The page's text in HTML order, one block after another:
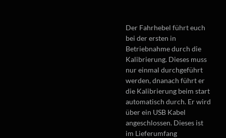
Der Fahrhebel führt euch
bei der ersten in
Betriebnahme durch die
Kalibrierung. Dieses muss
nur einmal durchgeführt
werden, dnanach führt er
die Kalibrierung beim start
automatisch durch. Er wird
über ein USB Kabel
angeschlossen. Dieses ist
im Lieferumfang